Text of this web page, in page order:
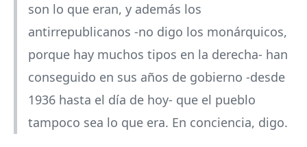
son lo que eran, y además los
antirrepublicanos -no digo los monárquicos,
porque hay muchos tipos en la derecha- han
conseguido en sus años de gobierno -desde
1936 hasta el día de hoy- que el pueblo
tampoco sea lo que era. En conciencia, digo.